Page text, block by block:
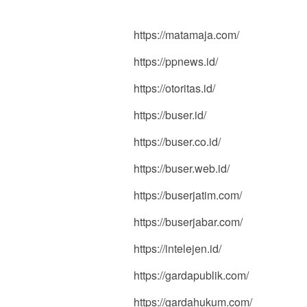
https://matamaja.com/
https://ppnews.id/
https://otoritas.id/
https://buser.id/
https://buser.co.id/
https://buser.web.id/
https://buserjatim.com/
https://buserjabar.com/
https://intelejen.id/
https://gardapublik.com/
https://gardahukum.com/